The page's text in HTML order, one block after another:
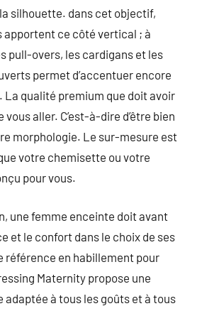
la silhouette. dans cet objectif,
apportent ce côté vertical ; à
pull-overs, les cardigans et les
permet d’accentuer encore
qualité premium que doit avoir
vous aller. C’est-à-dire d’être bien
morphologie. Le sur-mesure est
votre chemisette ou votre
pour vous.
une femme enceinte doit avant
et le confort dans le choix de ses
référence en habillement pour
Maternity propose une
adaptée à tous les goûts et à tous